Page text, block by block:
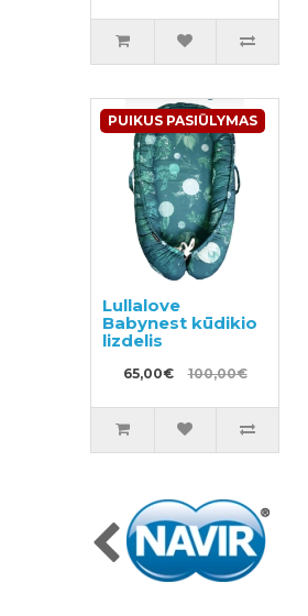
PUIKUS PASIŪLYMAS
Lullalove
Babynest kūdikio
lizdelis
65,00€ 100,00€